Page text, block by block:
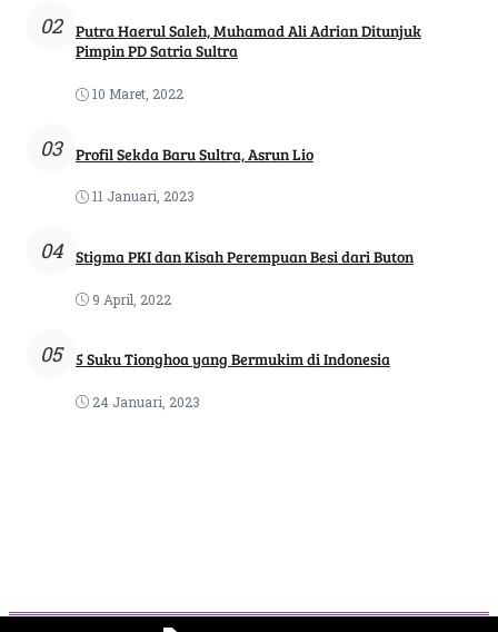
02
Putra Haerul Saleh, Muhamad Ali Adrian Ditunjuk
Pimpin PD Satria Sultra
10 Maret, 2022
03 Profil Sekda Baru Sultra, Asrun Lio
11 Januari, 2023
04 Stigma PKI dan Kisah Perempuan Besi dari Buton
9 April, 2022
05 5 Suku Tionghoa yang Bermukim di Indonesia
24 Januari, 2023